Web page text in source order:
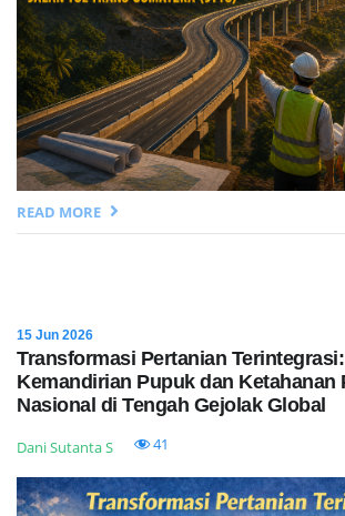
READ MORE
15 Jun 2026
Transformasi Pertanian
Kemandirian Pupuk dan Ketahanan
Nasional di Tengah Gejolak Global
Dani Sutanta S 41